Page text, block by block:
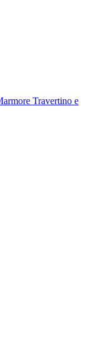
Travertino e